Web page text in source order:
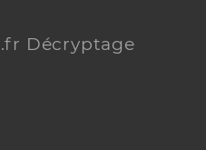
Décryptage